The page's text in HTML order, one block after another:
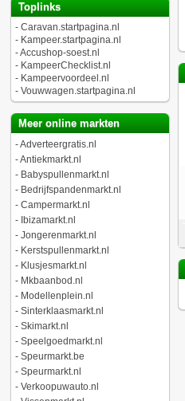
Toplinks
- Caravan.startpagina.nl
- Kampeer.startpagina.nl
-Accushop-soest.nl
- KampeerChecklist.nl
- Kampeervoordeel.nl
- Vouwwagen.startpagina.nl
Meer online markten
-Adverteergratis.nl
-Antiekmarkt.nl
- Babyspullenmarkt.nl
- Bedrijfspandenmarkt.nl
- Campermarkt.nl
- Ibizamarkt.nl
- Jongerenmarkt.nl
- Kerstspullenmarkt.nl
- Klusjesmarkt.nl
- Mkbaanbod.nl
- Modellenplein.nl
- Sinterklaasmarkt.nl
- Skimarkt.nl
- Speelgoedmarkt.nl
- Speurmarkt.be
- Speurmarkt.nl
- Verkoopuwauto.nl